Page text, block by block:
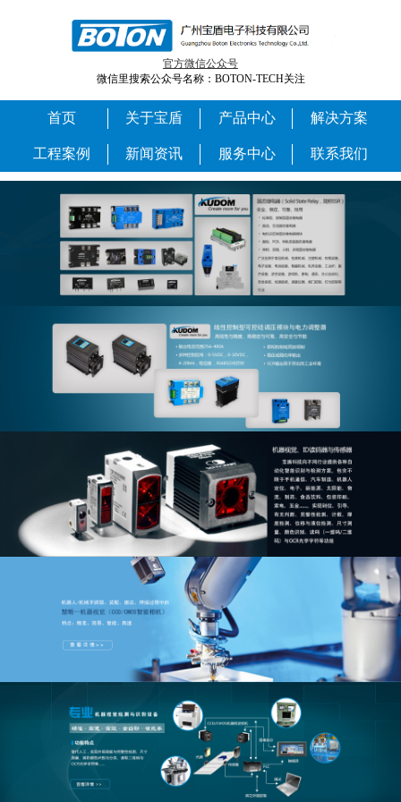
官方微信公众号
微信里搜索公众号名称：BOTON-TECH关注
首页 关于宝盾 产品中心 解决方案
工程案例 新闻资讯 服务中心 联系我们